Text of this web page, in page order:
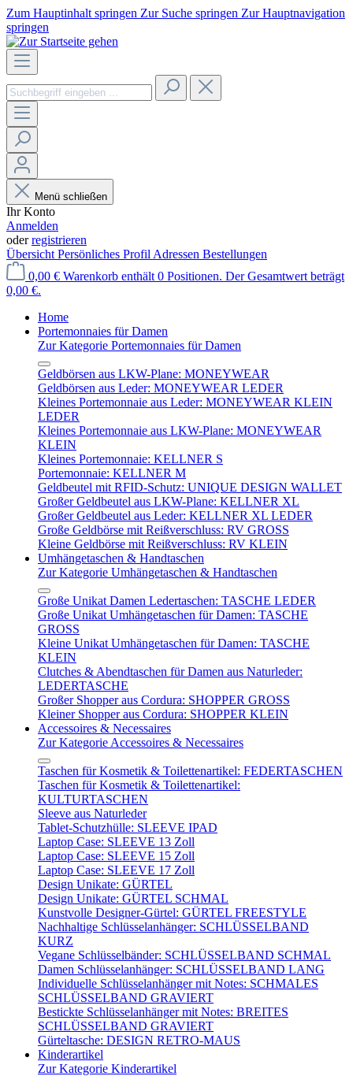
Zum Hauptinhalt springen Zur Suche springen Zur Hauptnavigation
springen
Menü schließen
Ihr Konto
Anmelden
oderregistrieren
Übersicht Persönliches Profil Adressen Bestellungen
0,00 € Warenkorb enthält 0 Positionen. Der Gesamtwert beträgt
0,00 €.
Home
Portemonnaies für Damen
Zur Kategorie Portemonnaies für Damen
Geldbörsen aus LKW-Plane: MONEYWEAR
Geldbörsen aus Leder: MONEYWEAR LEDER
Kleines Portemonnaie aus Leder: MONEYWEAR KLEIN
LEDER
Kleines Portemonnaie aus LKW-Plane: MONEYWEAR
KLEIN
Kleines Portemonnaie: KELLNER S
Portemonnaie: KELLNER M
Geldbeutel mit RFID-Schutz: UNIQUE DESIGN WALLET
Großer Geldbeutel aus LKW-Plane: KELLNER XL
Großer Geldbeutel aus Leder: KELLNER XL LEDER
Große Geldbörse mit Reißverschluss: RV GROSS
Kleine Geldbörse mit Reißverschluss: RV KLEIN
Umhängetaschen & Handtaschen
Zur Kategorie Umhängetaschen & Handtaschen
Große Unikat Damen Ledertaschen: TASCHE LEDER
Große Unikat Umhängetaschen für Damen: TASCHE
GROSS
Kleine Unikat Umhängetaschen für Damen: TASCHE
KLEIN
Clutches & Abendtaschen für Damen aus Naturleder:
LEDERTASCHE
Großer Shopper aus Cordura: SHOPPER GROSS
Kleiner Shopper aus Cordura: SHOPPER KLEIN
Accessoires & Necessaires
Zur Kategorie Accessoires & Necessaires
Taschen für Kosmetik & Toilettenartikel: FEDERTASCHEN
Taschen für Kosmetik & Toilettenartikel:
KULTURTASCHEN
Sleeve aus Naturleder
Tablet-Schutzhülle: SLEEVE IPAD
Laptop Case: SLEEVE 13 Zoll
Laptop Case: SLEEVE 15 Zoll
Laptop Case: SLEEVE 17 Zoll
Design Unikate: GÜRTEL
Design Unikate: GÜRTEL SCHMAL
Kunstvolle Designer-Gürtel: GÜRTEL FREESTYLE
Nachhaltige Schlüsselanhänger: SCHLÜSSELBAND
KURZ
Vegane Schlüsselbänder: SCHLÜSSELBAND SCHMAL
Damen Schlüsselanhänger: SCHLÜSSELBAND LANG
Individuelle Schlüsselanhänger mit Notes: SCHMALES
SCHLÜSSELBAND GRAVIERT
Bestickte Schlüsselanhänger mit Notes: BREITES
SCHLÜSSELBAND GRAVIERT
Gürteltasche: DESIGN RETRO-MAUS
Kinderartikel
Zur Kategorie Kinderartikel